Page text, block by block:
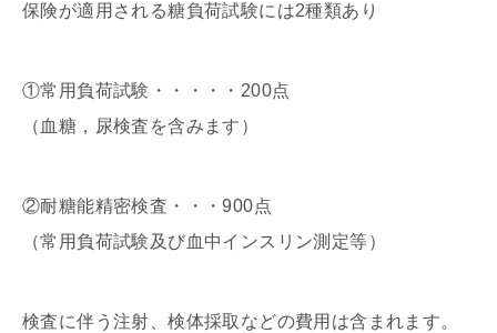
保険が適用される糖負荷試験には2種類あり
①常用負荷試験・・・・・200点
（血糖，尿検査を含みます）
②耐糖能精密検査・・・900点
（常用負荷試験及び血中インスリン測定等）
検査に伴う注射、検体採取などの費用は含まれます。